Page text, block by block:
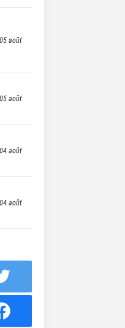
05 août
05 août
04 août
04 août